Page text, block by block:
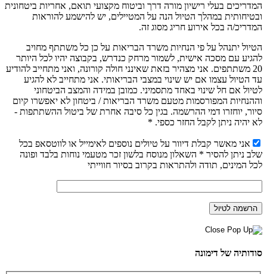
המדריכים בעלי רישיון מורה דרך וביטוח מקצועי תואם, אחריות ביטחונית
ובטיחותית במהלך הטיול הנה על המטיילים, יש להישמע להוראות
המדריכ/ה בכל אירוע חריג מסוג זה.
הטיול יתנהל על פי הנחיות משרד הבריאות על כן כל משתתף מחויב
להגיע עם מסכה אישית, לשמור מרחק כנדרש, בקבוצה יהיו לכל היותר
20 משתתפים. אני מצהיר בזאת שאינני חולה קורונה, ואני מתחייב להודיע
עד הטיול עצמו אם יש שינוי במצבי הבריאותי. אני מתחייב לא להגיע
לטיול אם חל שינוי באחד מתסמיני. כמובן במידה והמצב הביטחוני
וההנחיות המפורסמות מטעם משרד הבריאות / ביטחון לא יאפשרו קיום
סיור, יוחזרו דמי ההרשמה. בגין כל סיבה אחרת של ביטול ההשתתפות -
לא יהיה ניתן לקבל החזר כספי. *
אני מאשר קבלת דיוור על טיולים נוספים לאימייל או לווטסאפ בכל
שלב ניתן להסיר * השאלון מנוסח בלשון זכר מטעמי נוחות בלבד ופונה
לכל המינים, תודה ולהתראות בקרוב בסיור חווייתי
סודותיה של דימונה